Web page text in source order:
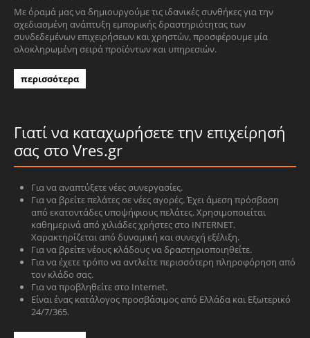
Με όραμά μας να δημιουργούμε τις ιδανικές συνθήκες για την
σχεδιασμένη ανάπτυξη εμπορικής δραστηριότητας των
συνδεδεμένων επιχειρήσεων και χρηστών, προσφέρουμε μία
ολοκληρωμένη σειρά προϊόντων και υπηρεσιών.
περισσότερα
Γιατί να καταχωρήσετε την επιχείρησή
σας στο Vres.gr
Για να αναπτύξετε νέες συνεργασίες.
Για να βρείτε πελάτες σε νέες αγορές. Έχει άμεση πρόσβαση
από εκατοντάδες υποψήφιους πελάτες. Χρησιμοποιείται
καθημερινά από χιλιάδες χρήστες στο INTERNET.
Χαρακτηρίζεται από δυναμική και συνεχή εξέλιξη.
Για να βρείτε νέους κλάδους να δραστηριοποιηθείτε.
Για να έχετε τρόπο να αντλείτε περισσότερη πληροφόρηση από
τον κλάδο σας.
Για να προβληθείτε στο Internet.
Είναι ένας κατάλογος προσβάσιμος από Ελλάδα και Εξωτερικό
24/7/365.